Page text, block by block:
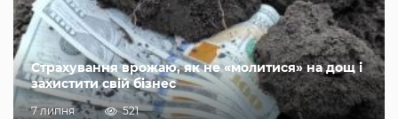
Страхування врожаю, як не «молитися» на дощ і
захистити свій бізнес
7 липня 521